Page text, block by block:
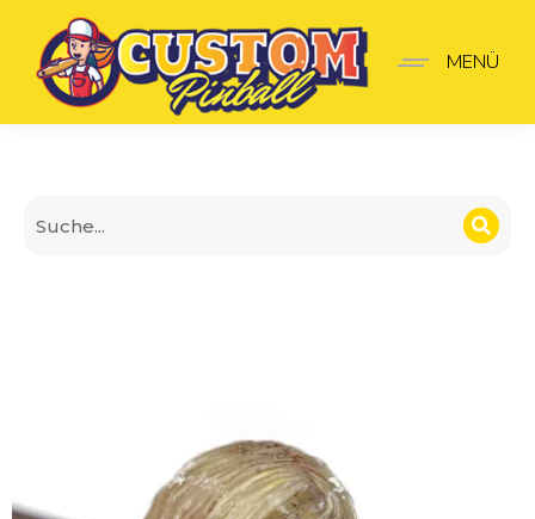
The Walking Dead
MENÜ